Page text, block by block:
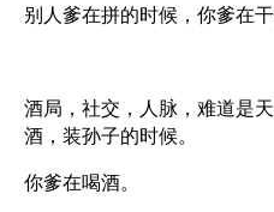
别人爹在拼的时候，你爹在
酒局，社交，人脉，难道是
酒，装孙子的时候。
你爹在喝酒。